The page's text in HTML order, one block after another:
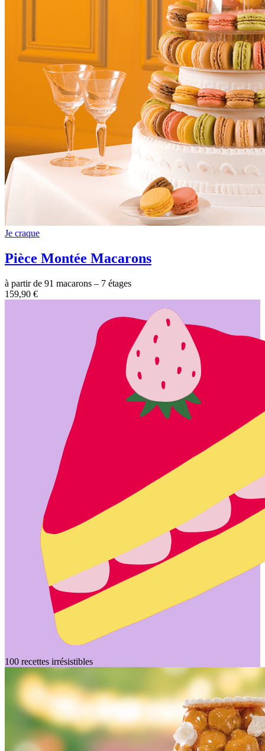
Je craque
Pièce Montée Macarons
à partir de 91 macarons – 7 étages
159,90 €
100 recettes irrésistibles